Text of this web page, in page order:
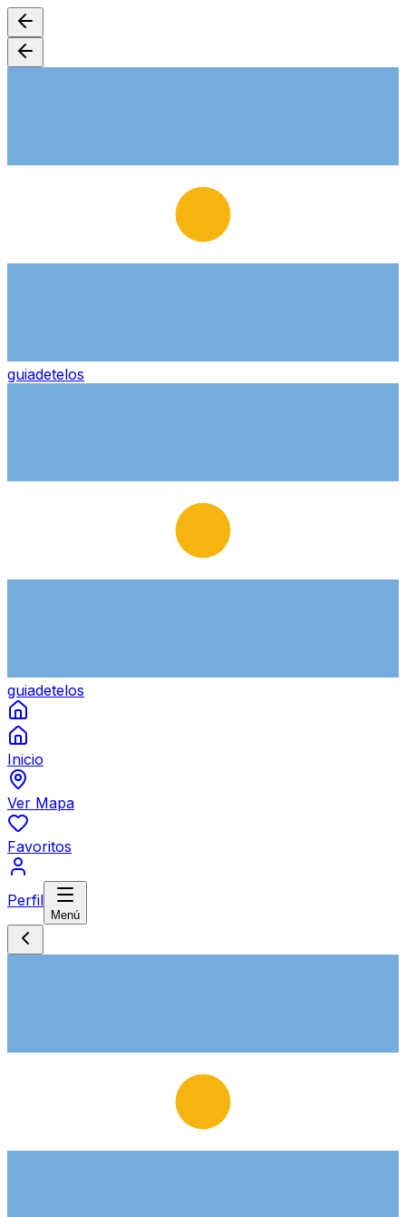
guiadetelos
guiadetelos
Inicio
Ver Mapa
Favoritos
Perfil
Menú